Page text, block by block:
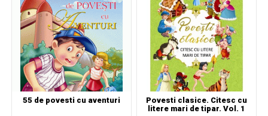
55 de povesti cu aventuri
Povesti clasice. Citesc cu
litere mari de tipar. Vol. 1